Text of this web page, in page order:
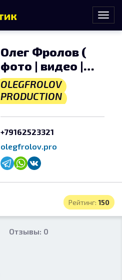
Олег Фролов (
фото | видео |
аэро )
OLEGFROLOV
PRODUCTION
+79162523321
olegfrolov.pro
Рейтинг: 150
Отзывы: 0